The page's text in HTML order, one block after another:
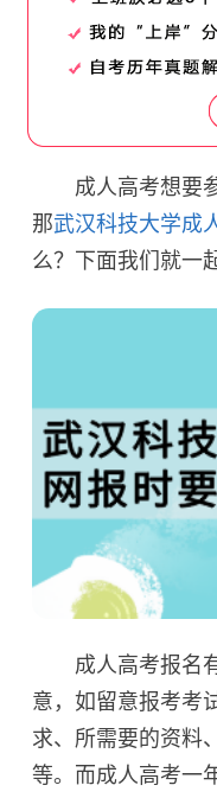
成人高考想要参
那武汉科技大学成
么？下面我们就一
成人高考报名有
意，如留意报考考
求、所需要的资料
等。而成人高考一